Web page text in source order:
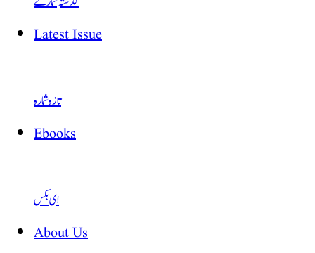
Latest Issue
تازہ شمارہ
Ebooks
ای بکس
About Us